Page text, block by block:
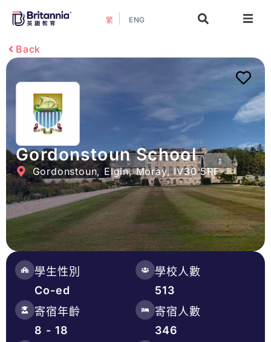
繁 ENG
最新活動
升學資訊
增值服務
預約諮詢
Back
Gordonstoun School
Gordonstoun, Elgin, Moray, IV30 5RF
學生性別
Co-ed
寄宿年齡
8 - 18
學校人數
513
寄宿人數
346